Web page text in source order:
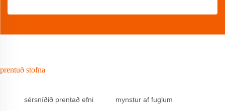
prentuð stofna
sérsníðið prentað efni mynstur af fuglum